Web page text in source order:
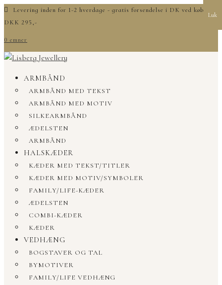
Levering inden for 1-2 hverdage - gratis forsendelse i DK ved køb over
DKK 295,-
0 emner
ARMBÅND
ARMBÅND MED TEKST
ARMBÅND MED MOTIV
SILKEARMBÅND
ÆDELSTEN
ARMBÅND
HALSKÆDER
KÆDER MED TEKST/TITLER
KÆDER MED MOTIV/SYMBOLER
FAMILY/LIFE-KÆDER
ÆDELSTEN
COMBI-KÆDER
KÆDER
VEDHÆNG
BOGSTAVER OG TAL
BYMOTIVER
FAMILY/LIFE VEDHÆNG
Luk